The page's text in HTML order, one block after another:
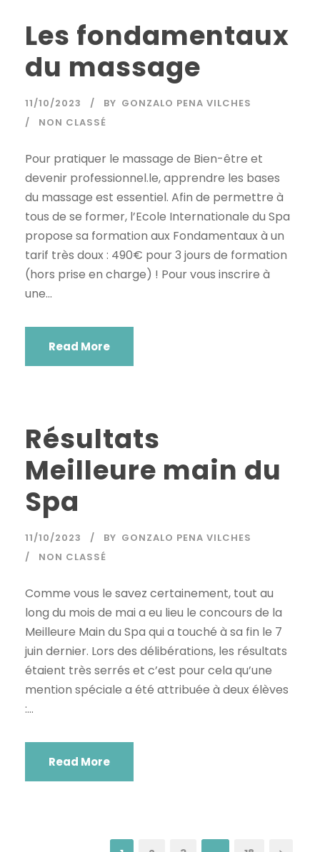
Les fondamentaux
du massage
11/10/2023 BY GONZALO PENA VILCHES
NON CLASSÉ
Pour pratiquer le massage de Bien-être et
devenir professionnel.le, apprendre les bases
du massage est essentiel. Afin de permettre à
tous de se former, l’Ecole Internationale du Spa
propose sa formation aux Fondamentaux à un
tarif très doux : 490€ pour 3 jours de formation
(hors prise en charge) ! Pour vous inscrire à
une...
Read More
Résultats
Meilleure main du
Spa
11/10/2023 BY GONZALO PENA VILCHES
NON CLASSÉ
Comme vous le savez certainement, tout au
long du mois de mai a eu lieu le concours de la
Meilleure Main du Spa qui a touché à sa fin le 7
juin dernier. Lors des délibérations, les résultats
étaient très serrés et c’est pour cela qu’une
mention spéciale a été attribuée à deux élèves
:...
Read More